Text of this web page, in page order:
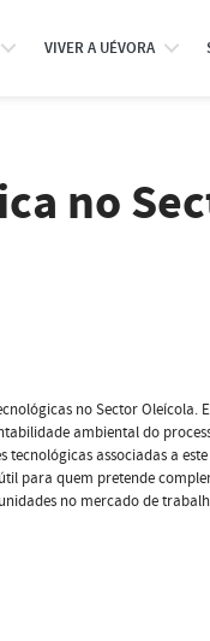
VIVER A UÉVORA
no
no Sector
ambiental do
associadas a
para quem pretende
no mercado de